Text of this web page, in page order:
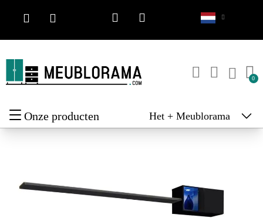
Onze producten Het + Meublorama